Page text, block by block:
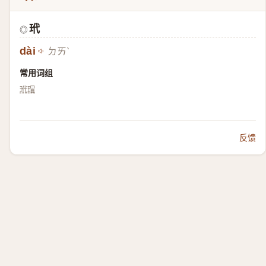
◎ 玳
dài
ㄉㄞˋ
常用词组
玳瑁
反馈